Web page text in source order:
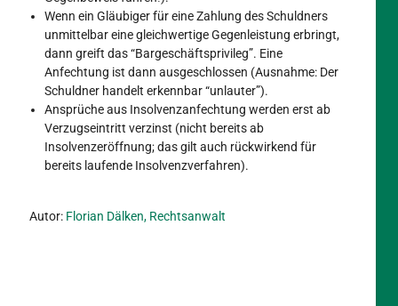
Wenn ein Gläubiger für eine Zahlung des Schuldners
unmittelbar eine gleichwertige Gegenleistung erbringt,
dann greift das “Bargeschäftsprivileg”. Eine
Anfechtung ist dann ausgeschlossen (Ausnahme: Der
Schuldner handelt erkennbar “unlauter”).
Ansprüche aus Insolvenzanfechtung werden erst ab
Verzugseintritt verzinst (nicht bereits ab
Insolvenzeröffnung; das gilt auch rückwirkend für
bereits laufende Insolvenzverfahren).
Autor: Florian Dälken, Rechtsanwalt